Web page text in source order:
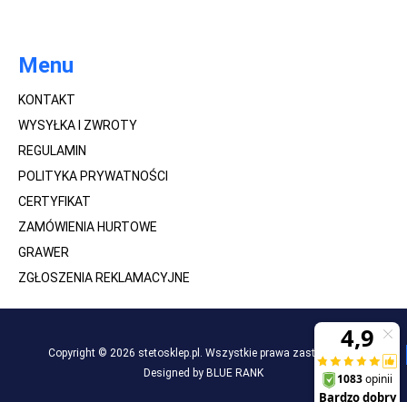
Menu
KONTAKT
WYSYŁKA I ZWROTY
REGULAMIN
POLITYKA PRYWATNOŚCI
CERTYFIKAT
ZAMÓWIENIA HURTOWE
GRAWER
ZGŁOSZENIA REKLAMACYJNE
Copyright © 2026 stetosklep.pl. Wszystkie prawa zastrzeżone.
Designed by BLUE RANK